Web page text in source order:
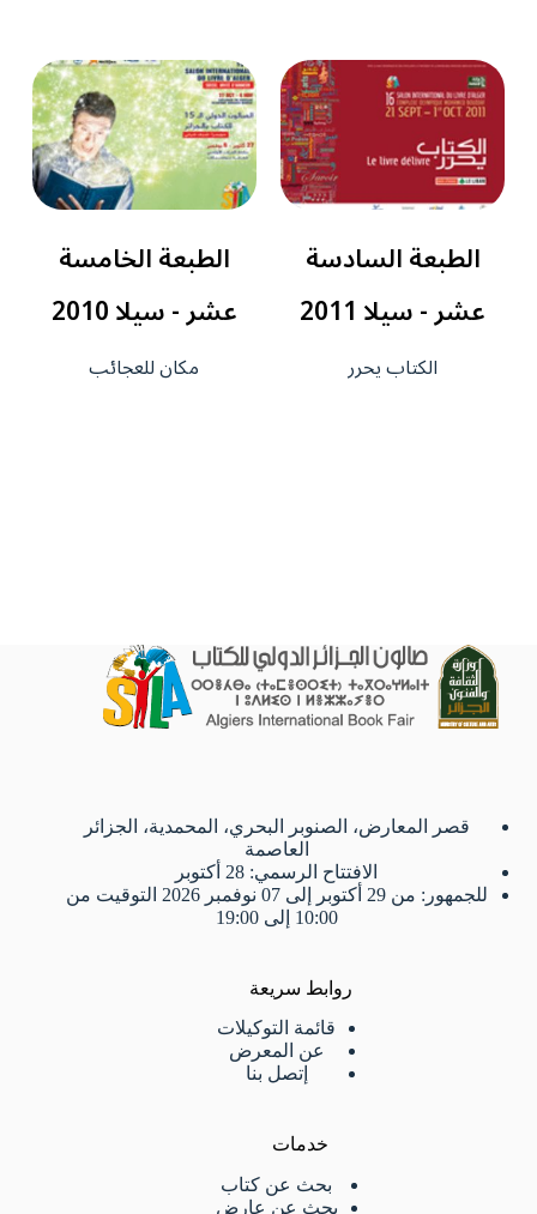
الطبعة السادسة
عشر - سيلا 2011
الكتاب يحرر
الطبعة الخامسة
عشر - سيلا 2010
مكان للعجائب
قصر المعارض، الصنوبر البحري، المحمدية، الجزائر
العاصمة
الافتتاح الرسمي: 28 أكتوبر
للجمهور: من 29 أكتوبر إلى 07 نوفمبر 2026 التوقيت من
10:00 إلى 19:00
روابط سريعة
قائمة التوكيلات
عن المعرض
إتصل بنا
خدمات
بحث عن كتاب
بحث عن عارض